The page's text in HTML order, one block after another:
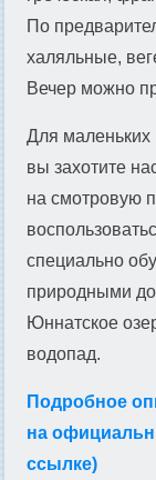
По
халяльные,
Вечер можно
Для маленьких
вы захотите
на смотровую
специально
природными
Юннатское
водопад.
Подробное
на
ссылке)